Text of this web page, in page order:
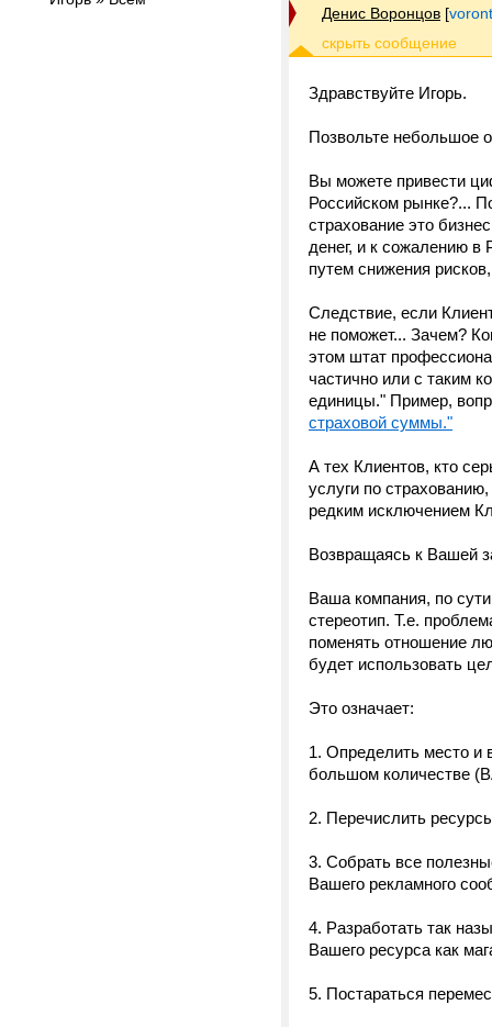
Денис Воронцов [
Здравствуйте Игорь.
Позвольте небольшое
Вы можете привести
Российском рынке?...
страхование это
денег, и к сожалению в
путем снижения
Следствие, если
не поможет... Зачем?
этом штат
частично или с таким
единицы." Пример,
страховой суммы."
А тех Клиентов, кто
услуги по
редким исключением
Возвращаясь к Вашей
Ваша компания, по
стереотип. Т.е.
поменять отношение
будет использовать
Это означает:
1. Определить место и
большом количестве
2. Перечислить
3. Собрать все
Вашего рекламного
4. Разработать так
Вашего ресурса как
5. Постараться